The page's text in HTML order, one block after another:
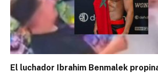
El luchador Ibrahim Benmalek